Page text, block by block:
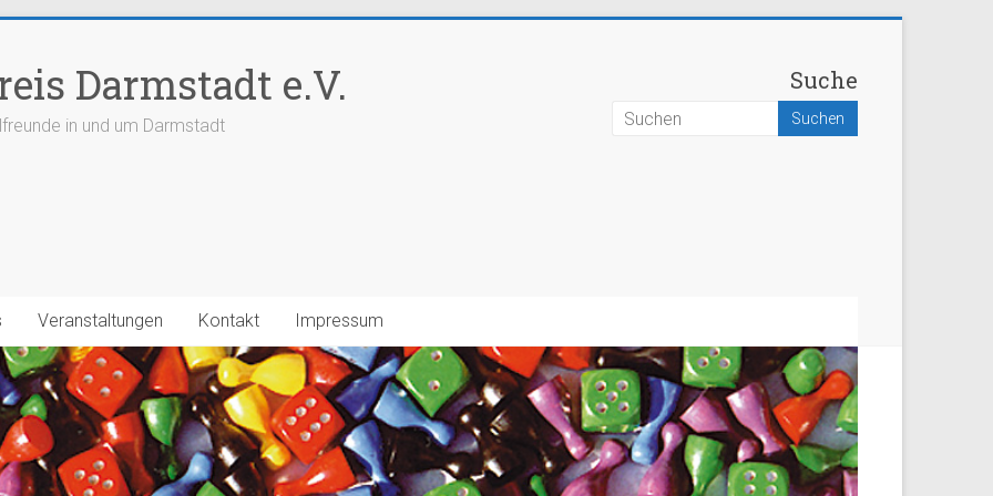
Darmstadt e.V.
in und um Darmstadt
Suche
Veranstaltungen Kontakt Impressum